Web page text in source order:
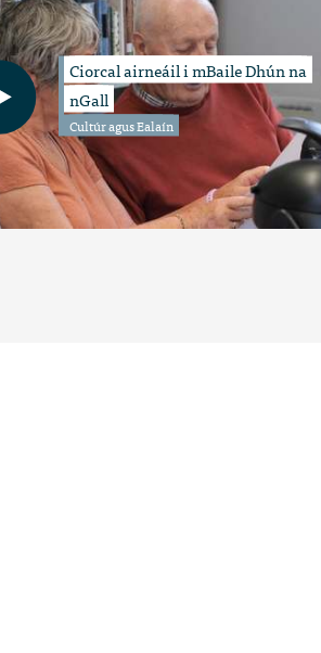
Ciorcal airneáil i mBaile Dhún na
nGall
Cultúr agus Ealaín